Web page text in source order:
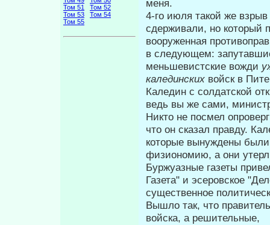
Том 51
Том 52
Том 53
Том 54
Том 55
меня.
4-го июля такой же
сдерживали, но который
вооруженная
в следующем:
меньшевистские вожди
калединских войск в
Каледин с солдатской
ведь вы же сами,
Никто не по­смел
что он сказал правду.
которые вынуждены
физиономию, а они
Буржуазные газеты
Газета" и эсеровское
существенное
Вышло так, что
войска, а решительные,